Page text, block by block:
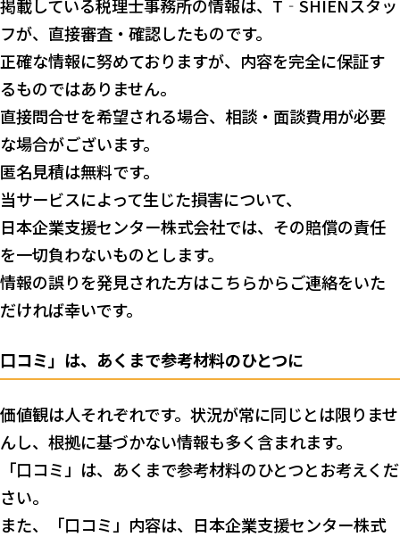
掲載している税理士事務所の情報は、T‐SHIENスタッ
フが、直接審査・確認したものです。
正確な情報に努めておりますが、内容を完全に保証す
るものではありません。
直接問合せを希望される場合、相談・面談費用が必要
な場合がございます。
匿名見積は無料です。
当サービスによって生じた損害について、
日本企業支援センター株式会社では、その賠償の責任
を一切負わないものとします。
情報の誤りを発見された方はこちらからご連絡をいた
だければ幸いです。
口コミ」は、あくまで参考材料のひとつに
価値観は人それぞれです。状況が常に同じとは限りませ
んし、根拠に基づかない情報も多く含まれます。
「口コミ」は、あくまで参考材料のひとつとお考えくだ
さい。
また、「口コミ」内容は、日本企業支援センター株式